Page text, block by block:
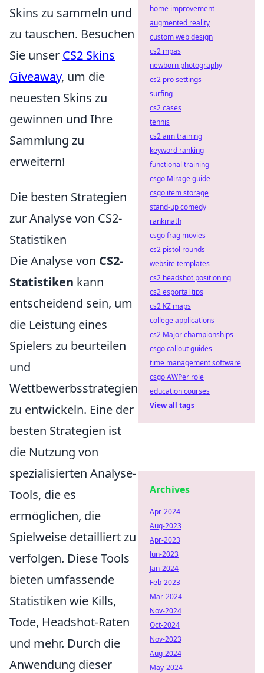
Skins zu sammeln und
zu tauschen. Besuchen
Sie unser CS2 Skins
Giveaway, um die
neuesten Skins zu
gewinnen und Ihre
Sammlung zu
erweitern!
Die besten Strategien
zur Analyse von CS2-
Statistiken
Die Analyse von CS2-
Statistiken kann
entscheidend sein, um
die Leistung eines
Spielers zu beurteilen
und
Wettbewerbsstrategien
zu entwickeln. Eine der
besten Strategien ist
die Nutzung von
spezialisierten Analyse-
Tools, die es
ermöglichen, die
Spielweise detailliert zu
verfolgen. Diese Tools
bieten umfassende
Statistiken wie Kills,
Tode, Headshot-Raten
und mehr. Durch die
Anwendung dieser
home improvement
augmented reality
custom web design
cs2 mpas
newborn photography
cs2 pro settings
surfing
cs2 cases
tennis
cs2 aim training
keyword ranking
functional training
csgo Mirage guide
csgo item storage
stand-up comedy
rankmath
csgo frag movies
cs2 pistol rounds
website templates
cs2 headshot positioning
cs2 esportal tips
cs2 KZ maps
college applications
cs2 Major championships
csgo callout guides
time management software
csgo AWPer role
education courses
View all tags
Archives
Apr-2024
Aug-2023
Apr-2023
Jun-2023
Jan-2024
Feb-2023
Mar-2024
Nov-2024
Oct-2024
Nov-2023
Aug-2024
May-2024